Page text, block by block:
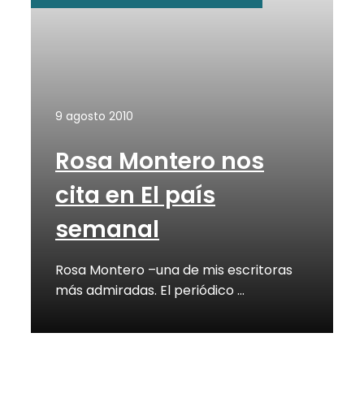
9 agosto 2010
Rosa Montero nos
cita en El país
semanal
Rosa Montero –una de mis escritoras
más admiradas. El periódico …